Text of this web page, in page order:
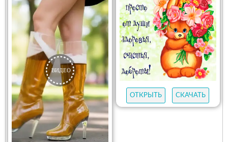
ОТКРЫТЬ СКАЧАТЬ